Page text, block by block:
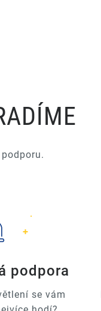
podpora
se vám